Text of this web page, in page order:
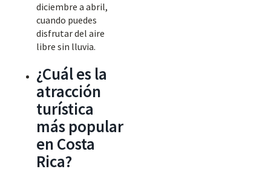
diciembre a abril,
cuando puedes
disfrutar del aire
libre sin lluvia.
¿Cuál es la
atracción
turística
más popular
en Costa
Rica?